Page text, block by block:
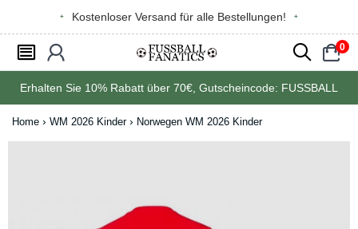
Kostenloser Versand für alle Bestellungen!
󰂩 󰃳 󰂨 0
󰃠
Erhalten Sie 10% Rabatt über 70€ , Gutscheincode: FUSSBALL
Home WM 2026 Kinder Norwegen WM 2026 Kinder